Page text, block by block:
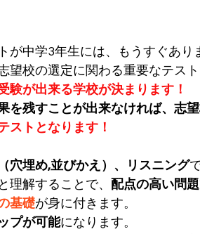
が中学3年生には、もうすぐあり
望校の選定に関わる重要なテスト
験が出来る学校が決まります！
を残すことが出来なければ、志
ストとなります！
穴埋め,並びかえ）、リスニング
理解することで、 配点の高い問
基礎が身に付きます。
プが可能になります。